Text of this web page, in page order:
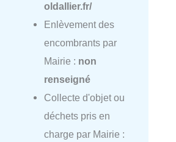
oldallier.fr/
Enlèvement des
encombrants par
Mairie : non
renseigné
Collecte d'objet ou
déchets pris en
charge par Mairie :